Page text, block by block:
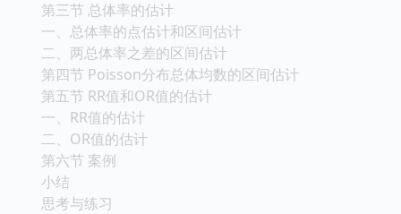
第三节 总体率的估计
一、总体率的点估计和区间估计
二、两总体率之差的区间估计
第四节 Poisson分布总体均数的区间估计
第五节 RR值和OR值的估计
一、RR值的估计
二、OR值的估计
第六节 案例
小结
思考与练习